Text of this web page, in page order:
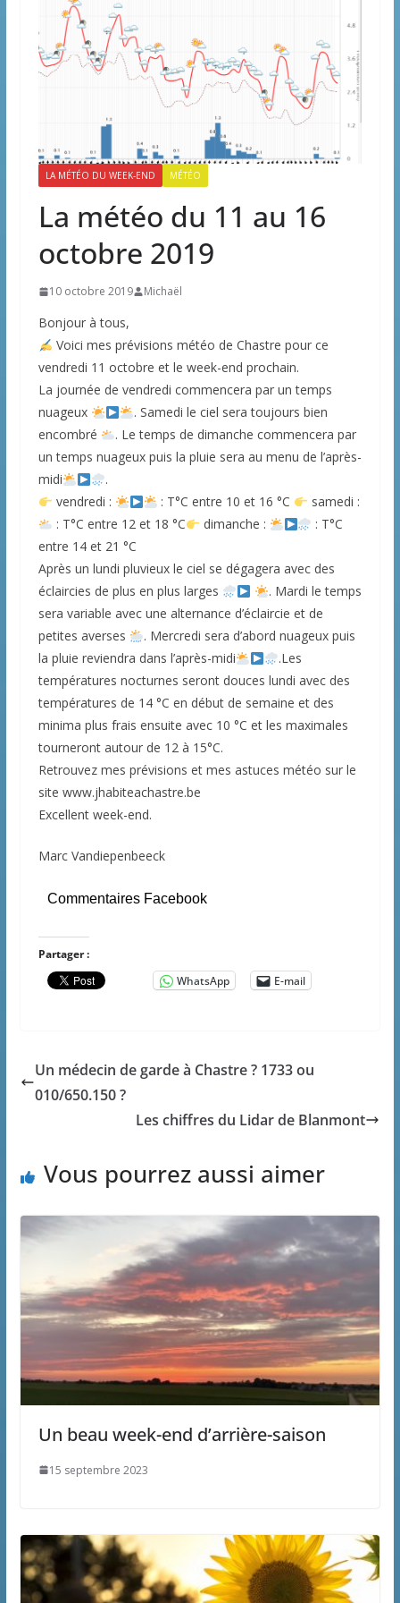
LA MÉTÉO DU WEEK-END MÉTÉO
La météo du 11 au 16
octobre 2019
10 octobre 2019 Michaël
Bonjour à tous,
Voici mes prévisions météo de Chastre pour ce
vendredi 11 octobre et le week-end prochain.
La journée de vendredi commencera par un temps
nuageux
. Samedi le ciel sera toujours bien
encombré
. Le temps de dimanche commencera par
un temps nuageux puis la pluie sera au menu de l’après-
midi
.
vendredi :
: T°C entre 10 et 16 °C
samedi :
: T°C entre 12 et 18 °C
dimanche :
: T°C
entre 14 et 21 °C
Après un lundi pluvieux le ciel se dégagera avec des
éclaircies de plus en plus larges
. Mardi le temps
sera variable avec une alternance d’éclaircie et de
petites averses
. Mercredi sera d’abord nuageux puis
la pluie reviendra dans l’après-midi
.Les
températures nocturnes seront douces lundi avec des
températures de 14 °C en début de semaine et des
minima plus frais ensuite avec 10 °C et les maximales
tourneront autour de 12 à 15°C.
Retrouvez mes prévisions et mes astuces météo sur le
site www.jhabiteachastre.be
Excellent week-end.
Marc Vandiepenbeeck
Commentaires Facebook
Partager :
WhatsApp
E-mail
Un médecin de garde à Chastre ? 1733 ou
010/650.150 ?
Les chiffres du Lidar de Blanmont
Vous pourrez aussi aimer
Un beau week-end d’arrière-saison
15 septembre 2023